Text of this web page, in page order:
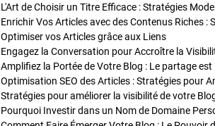
L'Art de Choisir un Titre Efficace : Stratégies
Optimiser vos Articles grâce aux Liens
Engagez la Conversation pour Accroître la
Amplifiez la Portée de Votre Blog : Le partage est